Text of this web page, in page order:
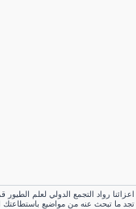
اعزائنا رواد التجمع الدولي لعلم
تجد ما تبحث عنه من مواضيع باستطاعتك